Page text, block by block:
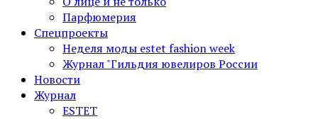
Парфюмерия
Спецпроекты
Неделя моды estet fashion week
Журнал "Гильдия ювелиров России
Новости
Журнал
ESTET